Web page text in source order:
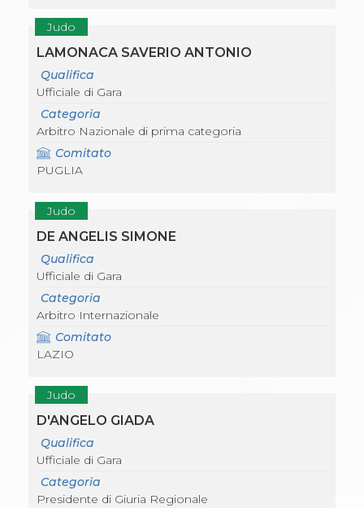
Judo
LAMONACA SAVERIO ANTONIO
Qualifica
Ufficiale di Gara
Categoria
Arbitro Nazionale di prima categoria
Comitato
PUGLIA
Judo
DE ANGELIS SIMONE
Qualifica
Ufficiale di Gara
Categoria
Arbitro Internazionale
Comitato
LAZIO
Judo
D'ANGELO GIADA
Qualifica
Ufficiale di Gara
Categoria
Presidente di Giuria Regionale